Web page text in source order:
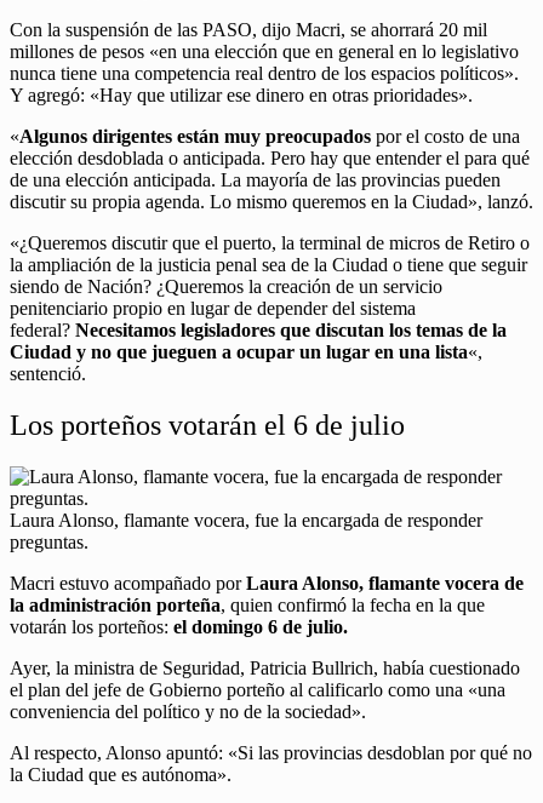
Con la suspensión de las PASO, dijo Macri, se ahorrará 20 mil
millones de pesos «en una elección que en general en lo legislativo
nunca tiene una competencia real dentro de los espacios políticos».
Y agregó: «Hay que utilizar ese dinero en otras prioridades».
«Algunos dirigentes están muy preocupados por el costo de una
elección desdoblada o anticipada. Pero hay que entender el para qué
de una elección anticipada. La mayoría de las provincias pueden
discutir su propia agenda. Lo mismo queremos en la Ciudad», lanzó.
«¿Queremos discutir que el puerto, la terminal de micros de Retiro o
la ampliación de la justicia penal sea de la Ciudad o tiene que seguir
siendo de Nación? ¿Queremos la creación de un servicio
penitenciario propio en lugar de depender del sistema
federal? Necesitamos legisladores que discutan los temas de la
Ciudad y no que jueguen a ocupar un lugar en una lista«,
sentenció.
Los porteños votarán el 6 de julio
Laura Alonso, flamante vocera, fue la encargada de responder
preguntas.
Macri estuvo acompañado porLaura Alonso, flamante vocera de
la administración porteña, quien confirmó la fecha en la que
votarán los porteños: el domingo 6 de julio.
Ayer, la ministra de Seguridad, Patricia Bullrich, había cuestionado
el plan del jefe de Gobierno porteño al calificarlo como una «una
conveniencia del político y no de la sociedad».
Al respecto, Alonso apuntó: «Si las provincias desdoblan por qué no
la Ciudad que es autónoma».